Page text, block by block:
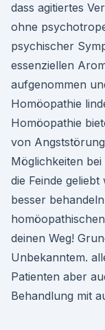
dass agitiertes
ohne
psychischer
essenziellen
aufgenommen
Homöopathie
Homöopathie
von
Möglichkeiten
die Feinde
besser
deinen Weg!
Unbekanntem.
Patienten aber
Behandlung mit